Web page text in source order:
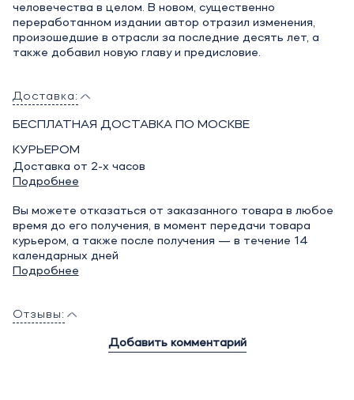
человечества в целом. В новом, существенно
переработанном издании автор отразил изменения,
произошедшие в отрасли за последние десять лет, а
также добавил новую главу и предисловие.
Доставка:
БЕСПЛАТНАЯ ДОСТАВКА ПО МОСКВЕ
КУРЬЕРОМ
Доставка от 2-х часов
Подробнее
Вы можете отказаться от заказанного товара в любое
время до его получения, в момент передачи товара
курьером, а также после получения — в течение 14
календарных дней
Подробнее
Отзывы:
Добавить комментарий